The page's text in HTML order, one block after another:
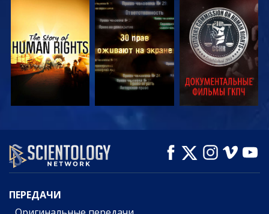
СМОТРЕТЬ СМОТРЕТЬ СМОТРЕТЬ
СМОТРЕТЬ СМОТРЕТЬ
СМОТРЕТЬ
ПЕРЕДАЧИ
ПЕРЕДАЧИ